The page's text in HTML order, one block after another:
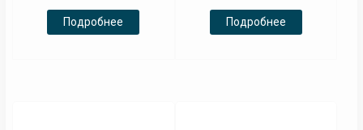
Подробнее Подробнее